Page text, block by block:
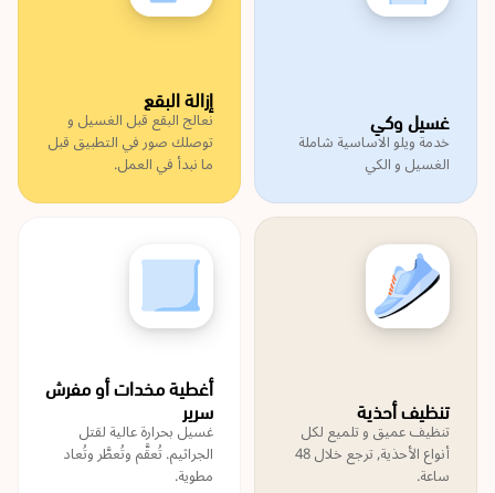
غسيل وكي
خدمة ويلو الاساسية شاملة
الغسيل و الكي
إزالة البقع
نعالج البقع قبل الغسيل و
توصلك صور في التطبيق قبل
ما نبدأ في العمل.
تنظيف أحذية
تنظيف عميق و تلميع لكل
أنواع الأحذية, ترجع خلال 48
ساعة.
أغطية مخدات أو مفرش
سرير
غسيل بحرارة عالية لقتل
الجراثيم. تُعقَّم وتُعطَّر وتُعاد
مطوية.